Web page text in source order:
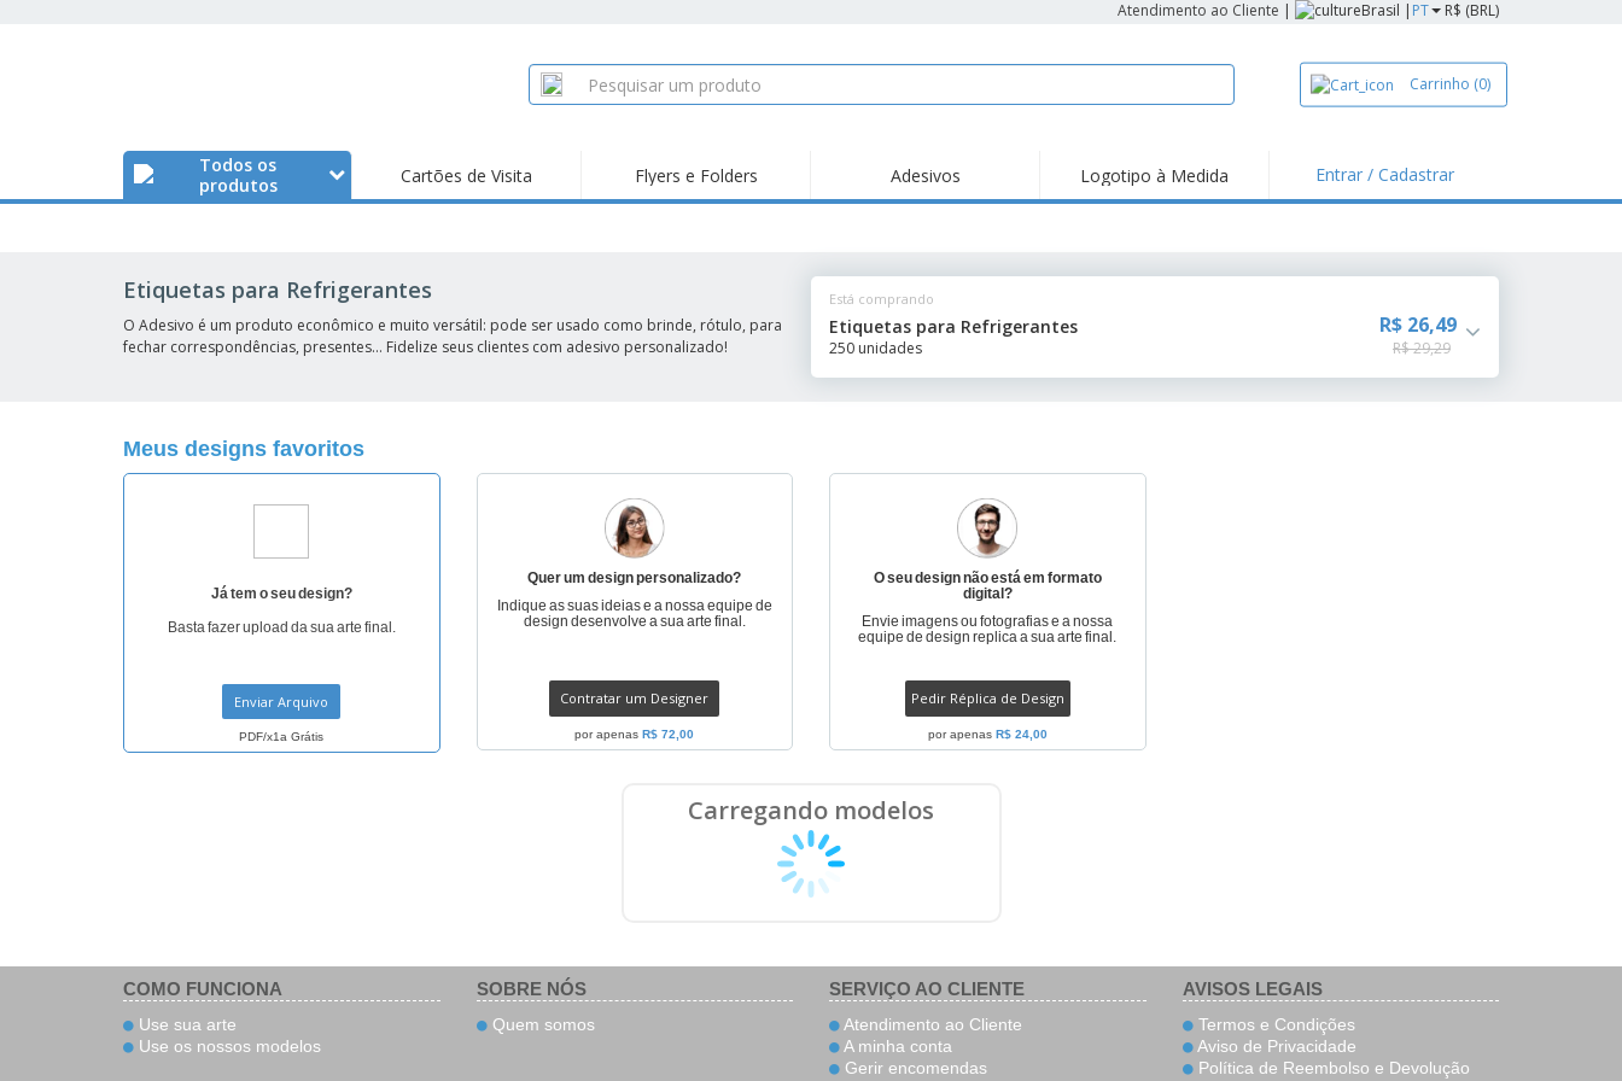
Atendimento ao Cliente | Brasil | PT R$ (BRL)
Carrinho (0)
Todos os
produtos
Cartões de Visita Flyers e Folders Adesivos Logotipo à Medida Entrar / Cadastrar
Etiquetas para Refrigerantes
O Adesivo é um produto econômico e muito versátil: pode ser usado como brinde, rótulo, para
fechar correspondências, presentes… Fidelize seus clientes com adesivo personalizado!
Está comprando
Etiquetas para Refrigerantes
250 unidades
R$ 26,49
R$ 29,29
Meus designs favoritos
Já tem o seu design?
Basta fazer upload da sua arte final.
Enviar Arquivo
PDF/x1a Grátis
Quer um design personalizado?
Indique as suas ideias e a nossa equipe de
design desenvolve a sua arte final.
Contratar um Designer
por apenasR$ 72,00
O seu design não está em formato
digital?
Envie imagens ou fotografias e a nossa
equipe de design replica a sua arte final.
Pedir Réplica de Design
por apenas R$ 24,00
Carregando modelos
COMO FUNCIONA
Use sua arte
Use os nossos modelos
SOBRE NÓS
Quem somos
SERVIÇO AO CLIENTE
Atendimento ao Cliente
A minha conta
Gerir encomendas
AVISOS LEGAIS
Termos e Condições
Aviso de Privacidade
Política de Reembolso e Devolução